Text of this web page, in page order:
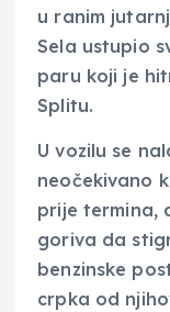
u ranim
Sela ustupio
paru koji je
Splitu.
U vozilu se
neočekivano
prije termina,
goriva da
benzinske
crpka od